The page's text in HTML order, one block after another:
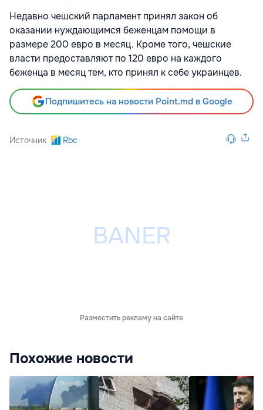
Недавно чешский парламент принял закон об
оказании нуждающимся беженцам помощи в
размере 200 евро в месяц. Кроме того, чешские
власти предоставляют по 120 евро на каждого
беженца в месяц тем, кто принял к себе украинцев.
Подпишитесь на новости Point.md в Google
Источник Rbc
Разместить рекламу на сайте
Похожие новости